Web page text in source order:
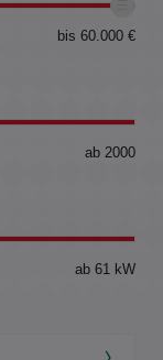
bis 60.000 €
ab 2000
ab 61 kW